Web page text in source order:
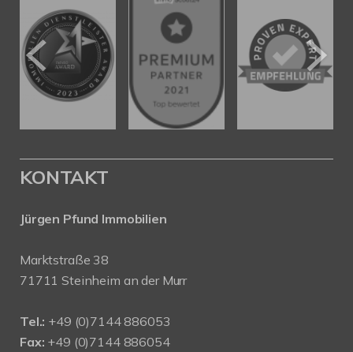
KONTAKT
Jürgen Pfund Immobilien
Marktstraße 38
71711 Steinheim an der Murr
Tel.: +49 (0)7144 886053
Fax: +49 (0)7144 886054